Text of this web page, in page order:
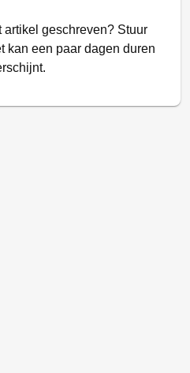
artikel geschreven? Stuur
kan een paar dagen duren